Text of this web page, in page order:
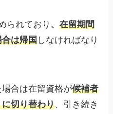
られており 、在留期間
は帰国 しなければなり
合は在留資格が候補者
切り替わり、引き続き